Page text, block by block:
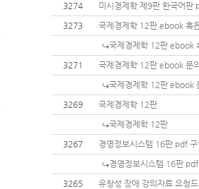
3274
미시경제학 제9판 한국어판
3273
국제경제학 12판 ebook 혹
국제경제학 12판 ebook
3271
국제경제학 12판 ebook 문
국제경제학 12판 ebook
3269
국제경제학 12판
국제경제학 12판
3267
경영정보시스템 16판 pdf
경영정보시스템 16판
3265
유창성 장애 강의자료 요청